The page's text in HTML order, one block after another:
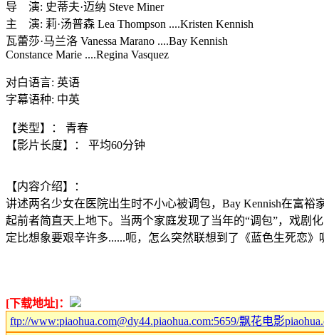
导 演: 史蒂夫·迈纳 Steve Miner
主 演: 莉·汤普森 Lea Thompson ....Kristen Kennish
瓦蕾莎·马兰洛 Vanessa Marano ....Bay Kennish
Constance Marie ....Regina Vasquez
对白语言: 英语
字幕语种: 中英
【类型】： 青春
【影片长度】： 平均60分钟
【内容介绍】：
讲述两名少女在医院出生时不小心被调包，Bay Kennish在富
起前者简直天上地下。当两个家庭发现了当年的“调包”，戏剧
定比想象要艰辛许多......呃，怎么突然联想到了《蓝色生死恋》
[下载地址]：
ftp://www:piaohua.com@dy44.piaohua.com:5659/飘花电影